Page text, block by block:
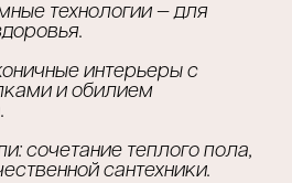
технологии — для
интерьеры с
и обилием
сочетание теплого пола,
сантехники.